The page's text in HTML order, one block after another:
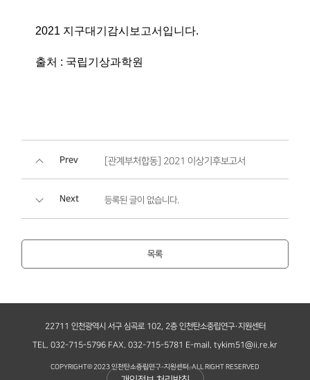
2021 지구대기감시보고서입니다.
출처 : 국립기상과학원
Prev [관계부처합동] 2021 이상기후보고서
Next 등록된 글이 없습니다.
목록
22711 인천광역시 서구 심곡로 102, 2층 인천탄소중립연구·지원센터
TEL. 032-715-5796 FAX. 032-715-5781 E-mail. tykim51@ii.re.kr
COPYRIGHT© 2023 인천탄소중립연구·지원센터. ALL RIGHT RESERVED